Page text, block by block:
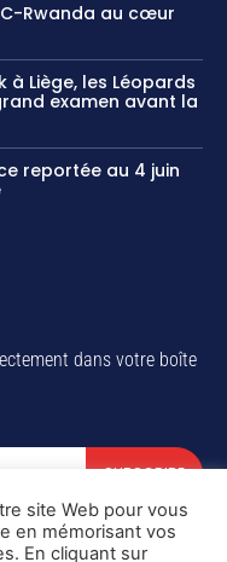
Rwanda au cœur
à Liège, les Léopards
examen avant la
reportée au 4 juin
dans votre boîte
SUBSCRIBE
site Web pour vous
en mémorisant vos
En cliquant sur